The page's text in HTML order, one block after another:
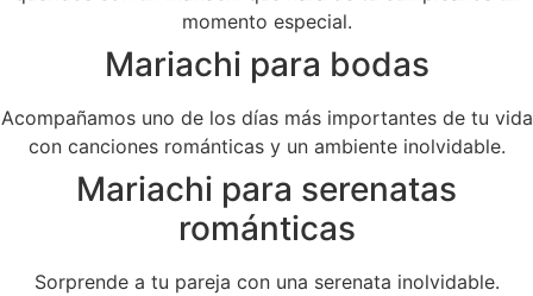
momento especial.
Mariachi para bodas
Acompañamos uno de los días más importantes de tu vida
con canciones románticas y un ambiente inolvidable.
Mariachi para serenatas
románticas
Sorprende a tu pareja con una serenata inolvidable.